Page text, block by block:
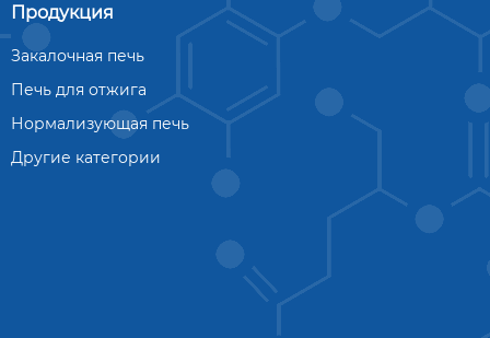
Продукция
Закалочная печь
Печь для отжига
Нормализующая печь
Другие категории